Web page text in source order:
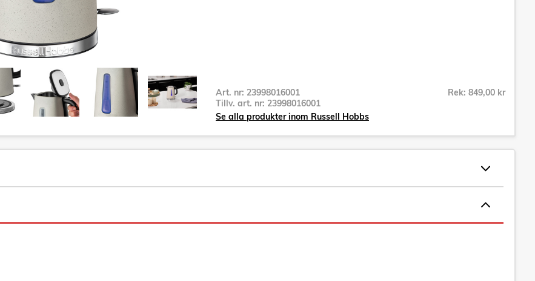
Art. nr: 23998016001
Tillv. art. nr: 23998016001
Rek: 849,00 kr
Se alla produkter inom Russell Hobbs